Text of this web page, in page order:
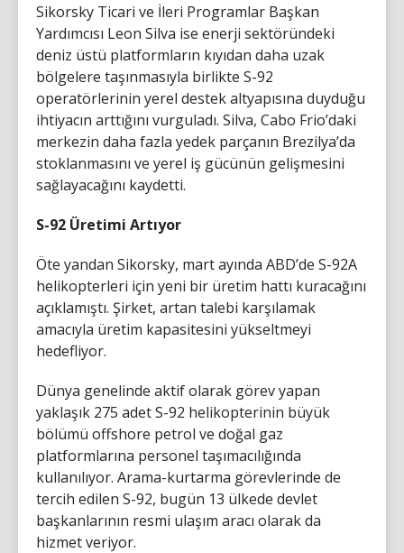
Sikorsky Ticari ve İleri Programlar Başkan
Yardımcısı Leon Silva ise enerji sektöründeki
deniz üstü platformların kıyıdan daha uzak
bölgelere taşınmasıyla birlikte S-92
operatörlerinin yerel destek altyapısına duyduğu
ihtiyacın arttığını vurguladı. Silva, Cabo Frio’daki
merkezin daha fazla yedek parçanın Brezilya’da
stoklanmasını ve yerel iş gücünün gelişmesini
sağlayacağını kaydetti.
S-92 Üretimi Artıyor
Öte yandan Sikorsky, mart ayında ABD’de S-92A
helikopterleri için yeni bir üretim hattı kuracağını
açıklamıştı. Şirket, artan talebi karşılamak
amacıyla üretim kapasitesini yükseltmeyi
hedefliyor.
Dünya genelinde aktif olarak görev yapan
yaklaşık 275 adet S-92 helikopterinin büyük
bölümü offshore petrol ve doğal gaz
platformlarına personel taşımacılığında
kullanılıyor. Arama-kurtarma görevlerinde de
tercih edilen S-92, bugün 13 ülkede devlet
başkanlarının resmi ulaşım aracı olarak da
hizmet veriyor.